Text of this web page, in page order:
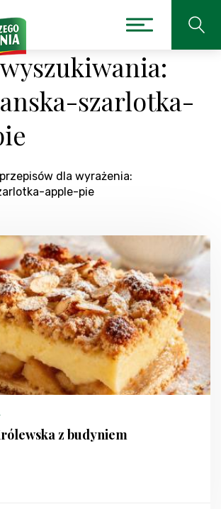
szarlotka-
dla wyrażenia:
apple-pie
z budyniem